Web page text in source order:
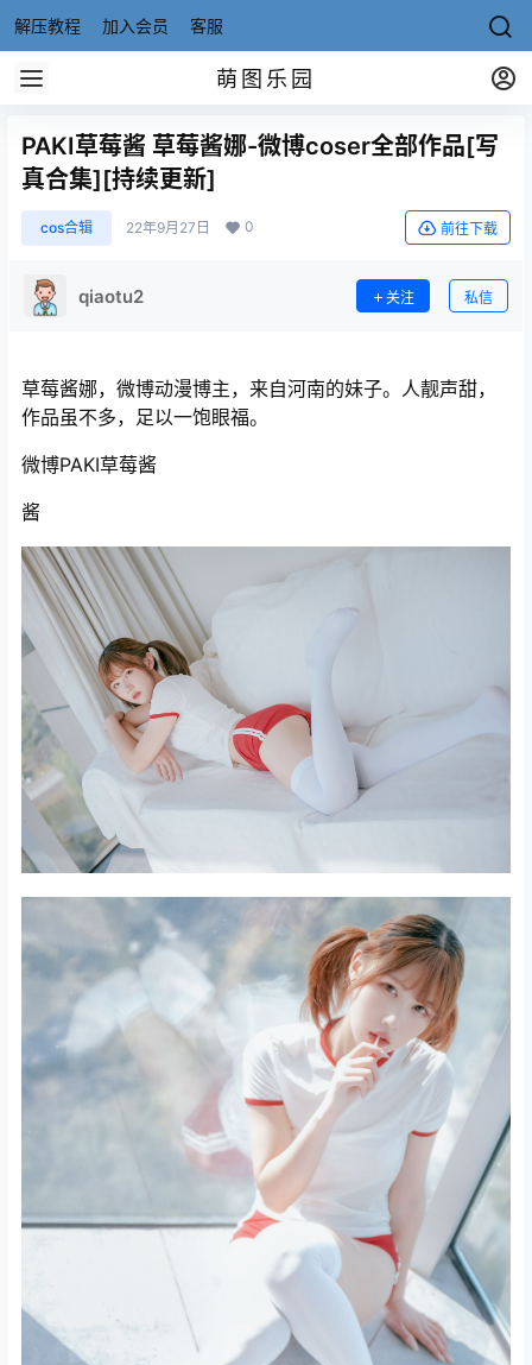
解压教程 加入会员 客服
萌图乐园
PAKI草莓酱 草莓酱娜-微博coser全部作品[写
真合集][持续更新]
cos合辑 22年9月27日 0 前往下载
qiaotu2 关注 私信
草莓酱娜，微博动漫博主，来自河南的妹子。人靓声甜，
作品虽不多，足以一饱眼福。
微博PAKI草莓酱
酱